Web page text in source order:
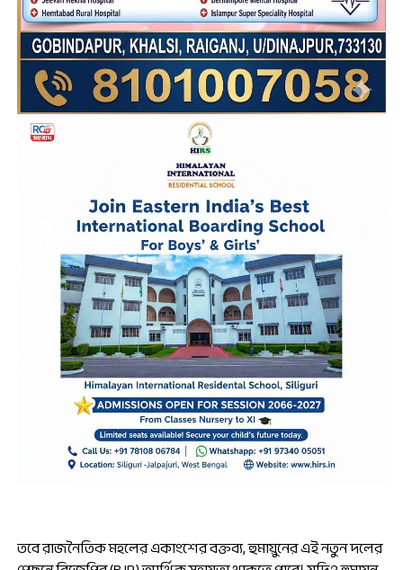
তবে রাজনৈতিক মহলের একাংশের বক্তব্য, হুমায়ুনের এই নতুন দলের